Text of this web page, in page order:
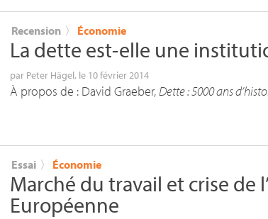
Recension 〉 Économie
La dette est-elle une
par Peter Hägel, le 10 février 2014
À propos de : David Graeber,Dette : 5000 ans
Essai 〉 Économie
Marché du travail et crise de
Européenne